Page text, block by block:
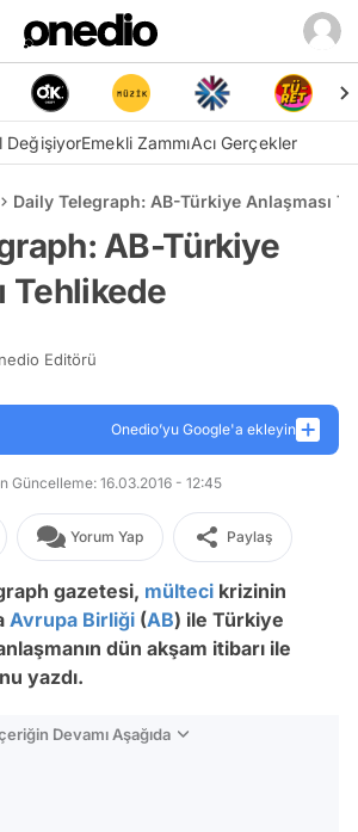
DeğişiyorEmekli ZammıAcı Gerçekler
Daily Telegraph: AB-Türkiye Anlaşması
AB-Türkiye
Tehlikede
Editörü
Onedio’yu Google'a ekleyin
Güncelleme: 16.03.2016 - 12:45
Yorum Yap Paylaş
gazetesi, mülteci krizinin
Avrupa Birliği (AB) ile Türkiye
dün akşam itibarı ile
yazdı.
Devamı Aşağıda